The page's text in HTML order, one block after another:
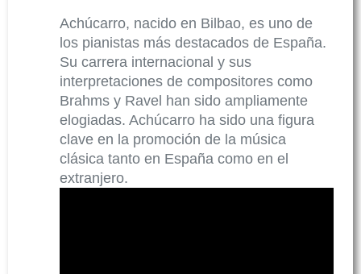
Achúcarro, nacido en Bilbao, es uno de
los pianistas más destacados de España.
Su carrera internacional y sus
interpretaciones de compositores como
Brahms y Ravel han sido ampliamente
elogiadas. Achúcarro ha sido una figura
clave en la promoción de la música
clásica tanto en España como en el
extranjero.